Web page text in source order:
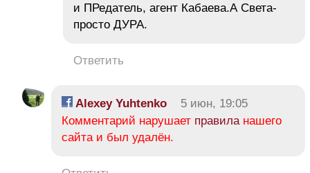
и ПРедатель, агент Кабаева.А Света-
просто ДУРА.
Ответить
Alexey Yuhtenko
5 июн, 19:05
Комментарий нарушает правила нашего
сайта и был удалён.